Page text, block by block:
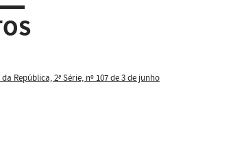
República, 2ª Série, nº 107 de 3 de junho